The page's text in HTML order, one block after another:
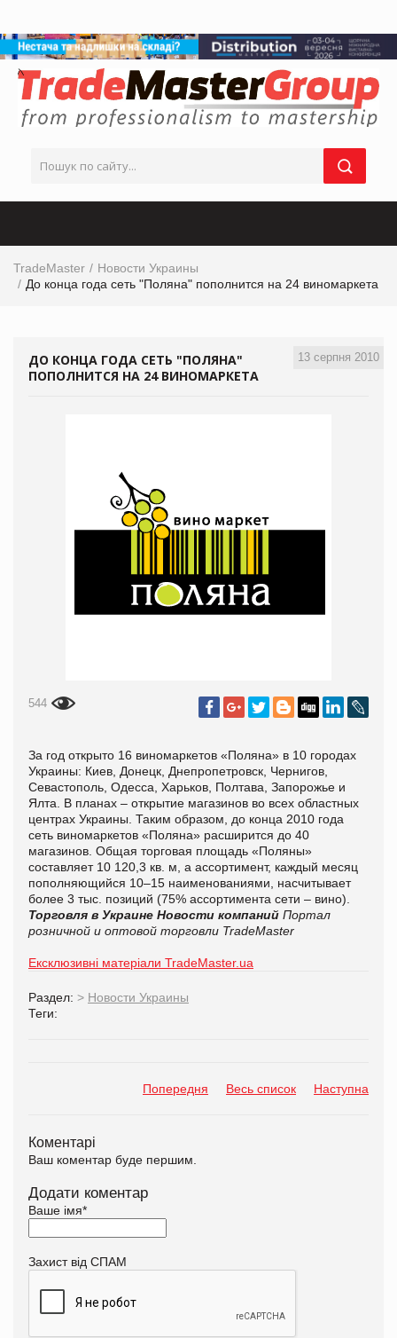
TradeMaster
Новости Украины
До конца года сеть "Поляна" пополнится на 24 виномаркета
13 серпня 2010
ДО КОНЦА ГОДА СЕТЬ "ПОЛЯНА"
ПОПОЛНИТСЯ НА 24 ВИНОМАРКЕТА
544
За год открыто 16 виномаркетов «Поляна» в 10 городах
Украины: Киев, Донецк, Днепропетровск, Чернигов,
Севастополь, Одесса, Харьков, Полтава, Запорожье и
Ялта. В планах – открытие магазинов во всех областных
центрах Украины. Таким образом, до конца 2010 года
сеть виномаркетов «Поляна» расширится до 40
магазинов. Общая торговая площадь «Поляны»
составляет 10 120,3 кв. м, а ассортимент, каждый месяц
пополняющийся 10–15 наименованиями, насчитывает
более 3 тыс. позиций (75% ассортимента сети – вино).
Торговля в Украине Новости компаний Портал
розничной и оптовой торговли TradeMaster
Ексклюзивні матеріали TradeMaster.ua
Раздел: > Новости Украины
Теги:
Попередня Весь список Наступна
Коментарі
Ваш коментар буде першим.
Додати коментар
Ваше імя*
Захист від СПАМ